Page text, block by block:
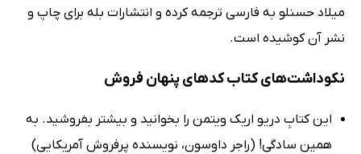
میلاد حسنلو به فارسی ترجمه کرده و انتشارات بله برای چاپ و
نشر آن کوشیده است.
نکوداشت‌های کتاب کدهای پنهان فروش
این کتابِ دریو اریک ویتمن را بخوانید و بیشتر بفروشید. به
همین سادگی! (راجر داوسون، نویسنده پرفروش آمریکایی)